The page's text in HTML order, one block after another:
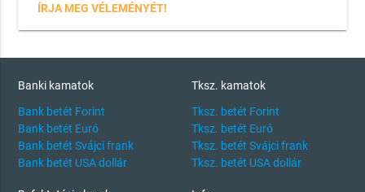
ÍRJA MEG VÉLEMÉNYÉT!
Banki kamatok
Bank betét Forint
Bank betét Euró
Bank betét Svájci frank
Bank betét USA dollár
Tksz. kamatok
Tksz. betét Forint
Tksz. betét Euró
Tksz. betét Svájci frank
Tksz. betét USA dollár